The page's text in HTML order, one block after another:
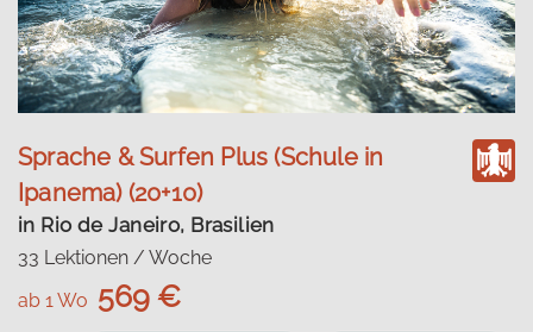
Sprache & Surfen Plus (Schule in
Ipanema) (20+10)
in Rio de Janeiro, Brasilien
33 Lektionen / Woche
ab 1 Wo 569 €